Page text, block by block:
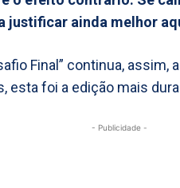
justificar ainda melhor
Final” continua, assim,
esta foi a edição mais
- Publicidade -